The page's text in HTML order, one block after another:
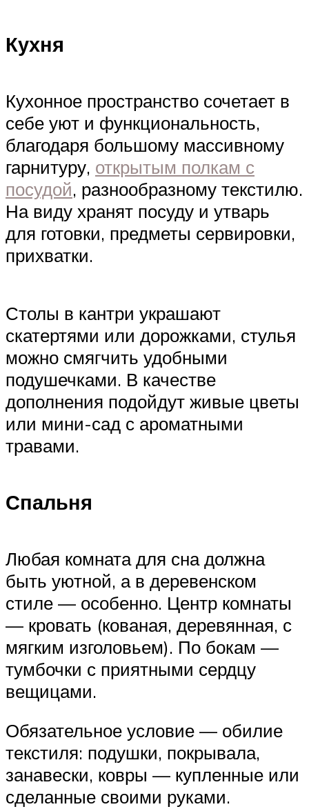
Кухня
Кухонное пространство сочетает в
себе уют и функциональность,
благодаря большому массивному
гарнитуру, открытым полкам с
посудой, разнообразному текстилю.
На виду хранят посуду и утварь
для готовки, предметы сервировки,
прихватки.
Столы в кантри украшают
скатертями или дорожками, стулья
можно смягчить удобными
подушечками. В качестве
дополнения подойдут живые цветы
или мини-сад с ароматными
травами.
Спальня
Любая комната для сна должна
быть уютной, а в деревенском
стиле — особенно. Центр комнаты
— кровать (кованая, деревянная, с
мягким изголовьем). По бокам —
тумбочки с приятными сердцу
вещицами.
Обязательное условие — обилие
текстиля: подушки, покрывала,
занавески, ковры — купленные или
сделанные своими руками.